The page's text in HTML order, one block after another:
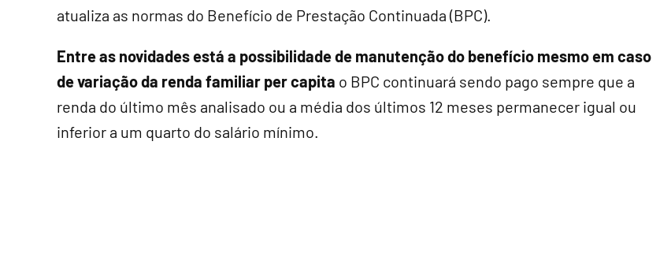
atualiza as normas do Benefício de Prestação Continuada (BPC).
Entre as novidades está a possibilidade de manutenção do benefício mesmo em caso
de variação da renda familiar per capita o BPC continuará sendo pago sempre que a
renda do último mês analisado ou a média dos últimos 12 meses permanecer igual ou
inferior a um quarto do salário mínimo.